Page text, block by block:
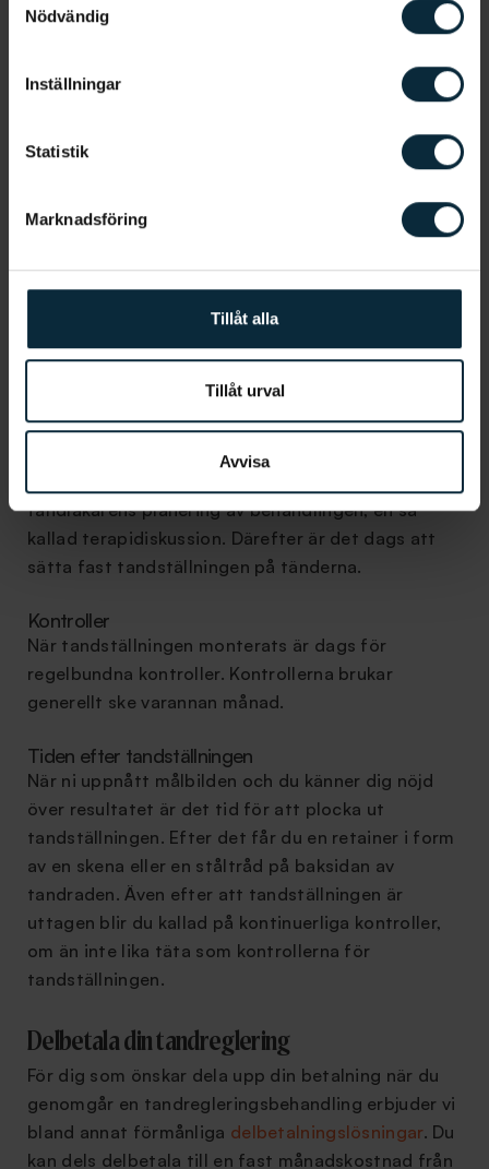
Nödvändig
Inställningar
Statistik
Marknadsföring
Tillåt alla
Tillåt urval
Avvisa
behandlingen och slutresultatet. Du får också
möjlighet att ställa alla frågor du funderat på.
Inregistrering
med behandlingen sker en inregistrering.
Röntgenbilder tas samt ytterligare diskussion
gällande dina tänder sker. Allt för att tandläkaren
ska få en sådan klar bild som möjligt och anpassa
Om du inte varit på en basundersökning hos
tandläkaren under de senaste sex månaderna skall
Diskussion och insättning
tandläkarens planering av behandlingen, en så
kallad terapidiskussion. Därefter är det dags att
sätta fast tandställningen på tänderna.
Kontroller
När tandställningen monterats är dags för
regelbundna kontroller. Kontrollerna brukar
generellt ske varannan månad.
Tiden efter tandställningen
När ni uppnått målbilden och du känner dig nöjd
över resultatet är det tid för att plocka ut
tandställningen. Efter det får du en retainer i form
av en skena eller en ståltråd på baksidan av
tandraden. Även efter att tandställningen är
uttagen blir du kallad på kontinuerliga kontroller,
om än inte lika täta som kontrollerna för
tandställningen.
Delbetala din tandreglering
För dig som önskar dela upp din betalning när du
genomgår en tandregleringsbehandling erbjuder vi
bland annat förmånliga delbetalningslösningar. Du
kan dels delbetala till en fast månadskostnad från